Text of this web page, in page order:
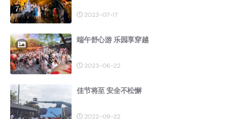
2023-07-17
端午舒心游 乐园享穿越
2023-06-22
佳节将至 安全不松懈
2022-09-22